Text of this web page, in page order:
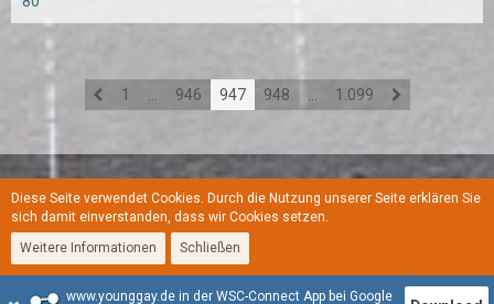
1 946 947 948 1.099
Regeln Datenschutzerklärung Kontakt
Stil:YoungGay
www.younggay.de in der WSC-Connect App bei Google
Diese Seite verwendet Cookies. Durch die Nutzung unserer Seite erklären Sie
sich damit einverstanden, dass wir Cookies setzen.
Weitere Informationen
Schließen